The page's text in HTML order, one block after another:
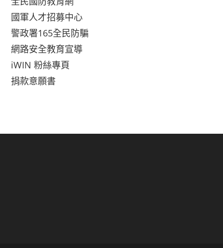
國軍人才招募中心
警政署165全民防騙
網路安全教育宣導
iWIN 粉絲專頁
捐款意願書